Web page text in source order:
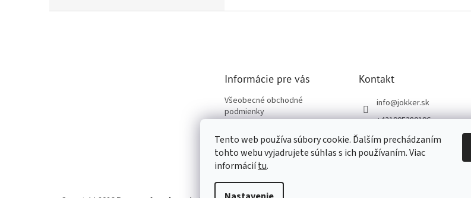
Tento web používa súbory cookie. Ďalším prechádzaním
tohto webu vyjadrujete súhlas s ich používaním. Viac
informáciítu.
Informácie pre vás
Všeobecné obchodné
podmienky
údajov
Kontakty
Kontakt
info@jokker.sk
+421905380196
Pracovná a zdravotná ob
uv JOKKER